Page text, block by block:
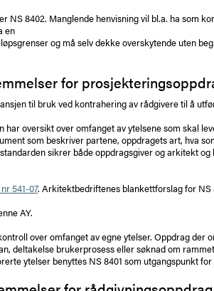
NS 8402. Manglende henvisning vil bl.a. ha som
en
og må selv dekke overskytende uten
for
til bruk ved kontrahering av rådgivere til å
oversikt over omfanget av ytelsene som skal
som beskriver partene, oppdragets art, hva
sikrer både oppdragsgiver og arkitekt
541-07. Arkitektbedriftenes blankettforslag for NS
AY.
over omfanget av egne ytelser. Oppdrag der
deltakelse brukerprosess eller søknad om
ytelser benyttes NS 8401 som utgangspunkt for